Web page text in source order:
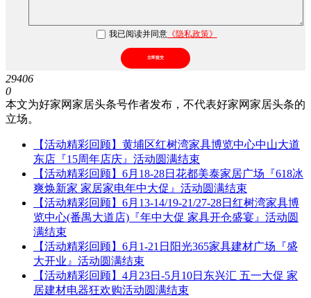
我已阅读并同意《隐私政策》
立即提交
29406
0
本文为好家网家居头条号作者发布，不代表好家网家居头条的
立场。
【活动精彩回顾】黄埔区红树湾家具博览中心中山大道
东店『15周年店庆』活动圆满结束
【活动精彩回顾】6月18-28日花都美泰家居广场『618冰
爽焕新家 家居家电年中大促』活动圆满结束
【活动精彩回顾】6月13-14/19-21/27-28日红树湾家具博
览中心(番禺大道店)『年中大促 家具开仓盛宴』活动圆
满结束
【活动精彩回顾】6月1-21日阳光365家具建材广场『盛
大开业』活动圆满结束
【活动精彩回顾】4月23日-5月10日东兴汇 五一大促 家
居建材电器狂欢购活动圆满结束